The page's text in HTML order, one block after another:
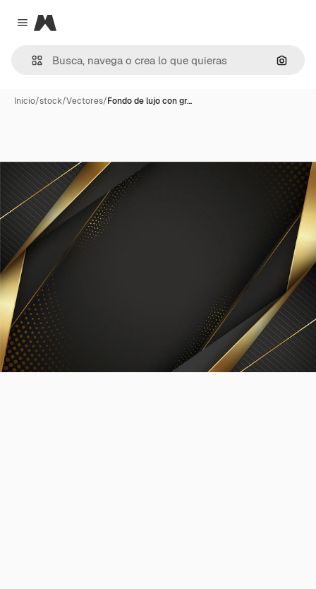
Close menu
Magnific
Inicio/stock/Vectores/Fondo de lujo con gr…